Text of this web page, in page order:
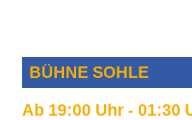
BÜHNE SOHLE
Ab 19:00 Uhr - 01:30